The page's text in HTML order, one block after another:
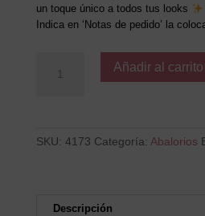
un toque único a todos tus looks
Indica en ‘Notas de pedido’ la
Añadir al carrito
SKU: 4173 Categoría: Abalorios
Descripción